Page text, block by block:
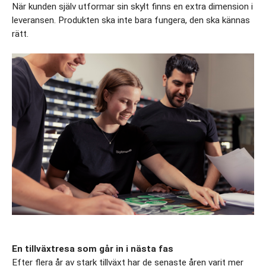
När kunden själv utformar sin skylt finns en extra dimension i
leveransen. Produkten ska inte bara fungera, den ska kännas
rätt.
En tillväxtresa som går in i nästa fas
Efter flera år av stark tillväxt har de senaste åren varit mer